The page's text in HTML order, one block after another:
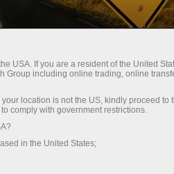
USA. If you are a resident of the United
Group including online trading, online
location is not the US, kindly proceed to
comply with government restrictions.
in the United States;